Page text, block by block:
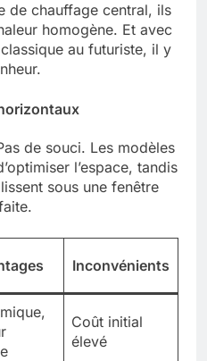
de chauffage central, ils
homogène. Et avec
au futuriste, il y
de souci. Les modèles
l’espace, tandis
sous une fenêtre
Inconvénients
Coût initial
élevé